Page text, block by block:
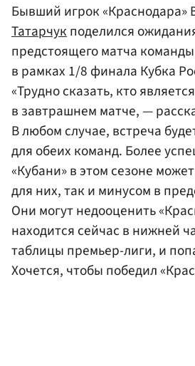
Бывший игрок «Краснодара»
Татарчукподелился
предстоящего матча
в рамках 1/8 финала Кубка
«Трудно сказать, кто
в завтрашнем матче, —
В любом случае, встреча
для обеих команд. Более
«Кубани» в этом сезоне
для них, так и минусом в
Они могут недооценить
находится сейчас в нижней
таблицы премьер-лиги, и
Хочется, чтобы победил